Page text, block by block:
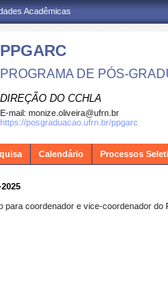
Acadêmicas
PPGARC
PROGRAMA DE PÓS-
DIREÇÃO DO CCHLA
E-mail: monize.oliveira@ufrn.br
https://posgraduacao.ufrn.br/ppgarc
Calendário Processos
para coordenador e vice-coordenador do